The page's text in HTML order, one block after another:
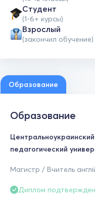
Студент
(1-6+ курсы)
Взрослый
(закончил обучение)
Образование
Образование
педагогический
Магистр / Вчитель
Диплом подтвержден